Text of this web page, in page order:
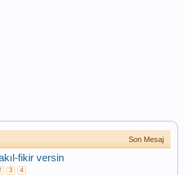
Son Mesaj
fikir versin
3 4